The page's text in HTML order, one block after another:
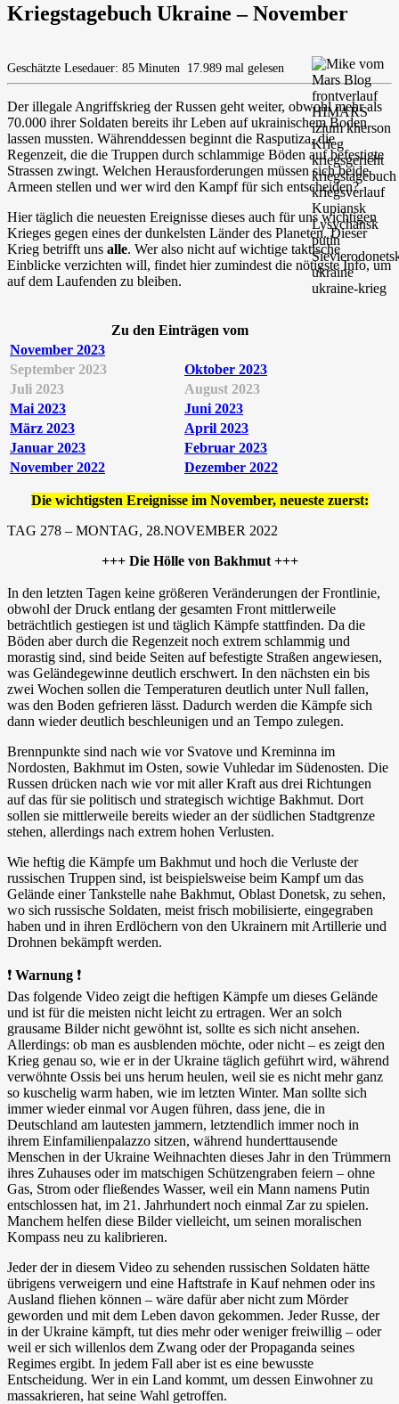
Kriegstagebuch Ukraine – November
Geschätzte Lesedauer: 85 Minuten 17.989 mal gelesen
Der illegale Angriffskrieg der Russen geht weiter, obwohl mehr als
70.000 ihrer Soldaten bereits ihr Leben auf ukrainischem Boden
lassen mussten. Währenddessen beginnt die Rasputiza, die
Regenzeit, die die Truppen durch schlammige Böden auf befestigte
Strassen zwingt. Welchen Herausforderungen müssen sich beide
Armeen stellen und wer wird den Kampf für sich entscheiden?
Hier täglich die neuesten Ereignisse dieses auch für uns wichtigen
Krieges gegen eines der dunkelsten Länder des Planeten. Dieser
Krieg betrifft uns alle. Wer also nicht auf wichtige taktische
Einblicke verzichten will, findet hier zumindest die nötigste Info, um
auf dem Laufenden zu bleiben.
Zu den Einträgen vom
November 2023
September 2023
Oktober 2023
Juli 2023
August 2023
Mai 2023
Juni 2023
März 2023
April 2023
Januar 2023
Februar 2023
November 2022
Dezember 2022
Die wichtigsten Ereignisse im November, neueste zuerst:
TAG 278 – MONTAG, 28.NOVEMBER 2022
+++ Die Hölle von Bakhmut +++
In den letzten Tagen keine größeren Veränderungen der Frontlinie,
obwohl der Druck entlang der gesamten Front mittlerweile
beträchtlich gestiegen ist und täglich Kämpfe stattfinden. Da die
Böden aber durch die Regenzeit noch extrem schlammig und
morastig sind, sind beide Seiten auf befestigte Straßen angewiesen,
was Geländegewinne deutlich erschwert. In den nächsten ein bis
zwei Wochen sollen die Temperaturen deutlich unter Null fallen,
was den Boden gefrieren lässt. Dadurch werden die Kämpfe sich
dann wieder deutlich beschleunigen und an Tempo zulegen.
Brennpunkte sind nach wie vor Svatove und Kreminna im
Nordosten, Bakhmut im Osten, sowie Vuhledar im Südenosten. Die
Russen drücken nach wie vor mit aller Kraft aus drei Richtungen
auf das für sie politisch und strategisch wichtige Bakhmut. Dort
sollen sie mittlerweile bereits wieder an der südlichen Stadtgrenze
stehen, allerdings nach extrem hohen Verlusten.
Wie heftig die Kämpfe um Bakhmut und hoch die Verluste der
russischen Truppen sind, ist beispielsweise beim Kampf um das
Gelände einer Tankstelle nahe Bakhmut, Oblast Donetsk, zu sehen,
wo sich russische Soldaten, meist frisch mobilisierte, eingegraben
haben und in ihren Erdlöchern von den Ukrainern mit Artillerie und
Drohnen bekämpft werden.
❗ Warnung ❗
Das folgende Video zeigt die heftigen Kämpfe um dieses Gelände
und ist für die meisten nicht leicht zu ertragen. Wer an solch
grausame Bilder nicht gewöhnt ist, sollte es sich nicht ansehen.
Allerdings: ob man es ausblenden möchte, oder nicht – es zeigt den
Krieg genau so, wie er in der Ukraine täglich geführt wird, während
verwöhnte Ossis bei uns herum heulen, weil sie es nicht mehr ganz
so kuschelig warm haben, wie im letzten Winter. Man sollte sich
immer wieder einmal vor Augen führen, dass jene, die in
Deutschland am lautesten jammern, letztendlich immer noch in
ihrem Einfamilienpalazzo sitzen, während hunderttausende
Menschen in der Ukraine Weihnachten dieses Jahr in den Trümmern
ihres Zuhauses oder im matschigen Schützengraben feiern – ohne
Gas, Strom oder fließendes Wasser, weil ein Mann namens Putin
entschlossen hat, im 21. Jahrhundert noch einmal Zar zu spielen.
Manchem helfen diese Bilder vielleicht, um seinen moralischen
Kompass neu zu kalibrieren.
Jeder der in diesem Video zu sehenden russischen Soldaten hätte
übrigens verweigern und eine Haftstrafe in Kauf nehmen oder ins
Ausland fliehen können – wäre dafür aber nicht zum Mörder
geworden und mit dem Leben davon gekommen. Jeder Russe, der
in der Ukraine kämpft, tut dies mehr oder weniger freiwillig – oder
weil er sich willenlos dem Zwang oder der Propaganda seines
Regimes ergibt. In jedem Fall aber ist es eine bewusste
Entscheidung. Wer in ein Land kommt, um dessen Einwohner zu
massakrieren, hat seine Wahl getroffen.